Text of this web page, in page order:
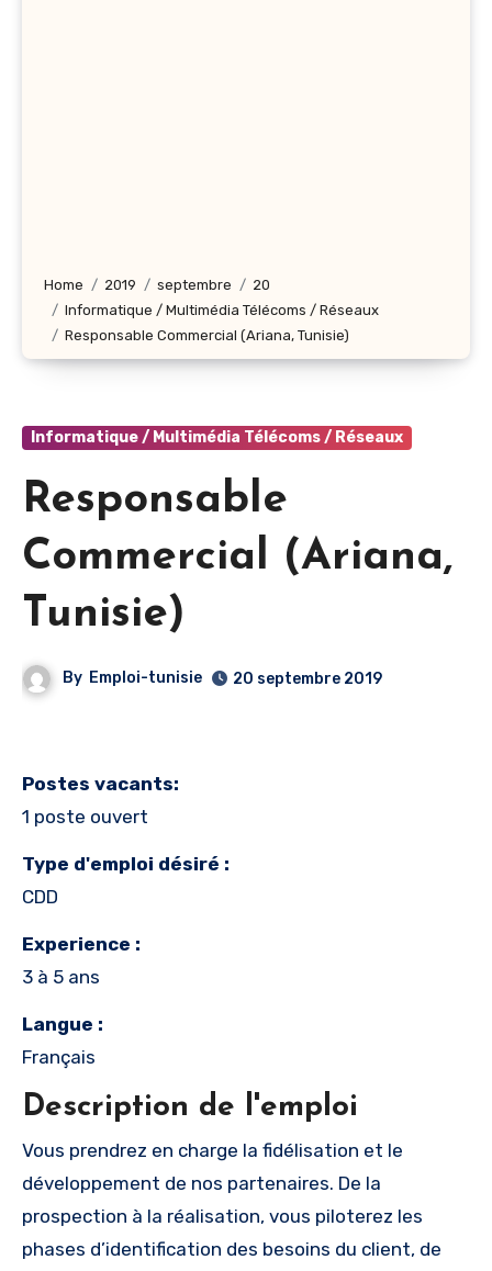
Home 2019 septembre
20
Informatique / Multimédia Télécoms / Réseaux
Responsable Commercial (Ariana, Tunisie)
Informatique / Multimédia Télécoms / Réseaux
Responsable
Commercial (Ariana,
Tunisie)
By Emploi-tunisie 20 septembre 2019
Postes vacants:
1 poste ouvert
Type d'emploi désiré :
CDD
Experience :
3 à 5 ans
Langue :
Français
Description de l'emploi
Vous prendrez en charge la fidélisation et le
développement de nos partenaires. De la
prospection à la réalisation, vous piloterez les
phases d’identification des besoins du client, de